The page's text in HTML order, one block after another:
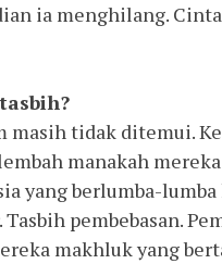
ia menghilang.
masih tidak ditemui.
manakah
yang berlumba-
pembebasan.
makhluk yang